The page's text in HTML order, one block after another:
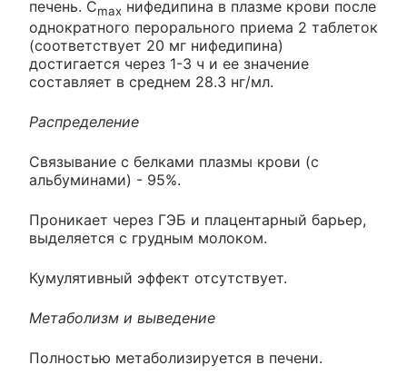
печень. Cmax нифедипина в плазме крови после
однократного перорального приема 2 таблеток
(соответствует 20 мг нифедипина)
достигается через 1-3 ч и ее значение
составляет в среднем 28.3 нг/мл.
Распределение
Связывание с белками плазмы крови (с
альбуминами) - 95%.
Проникает через ГЭБ и плацентарный барьер,
выделяется с грудным молоком.
Кумулятивный эффект отсутствует.
Метаболизм и выведение
Полностью метаболизируется в печени.